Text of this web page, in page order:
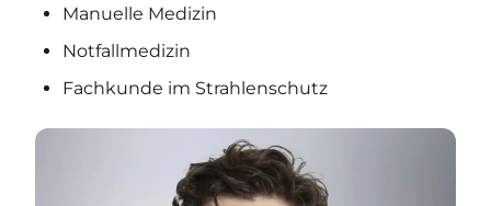
Manuelle Medizin
Notfallmedizin
Fachkunde im Strahlenschutz